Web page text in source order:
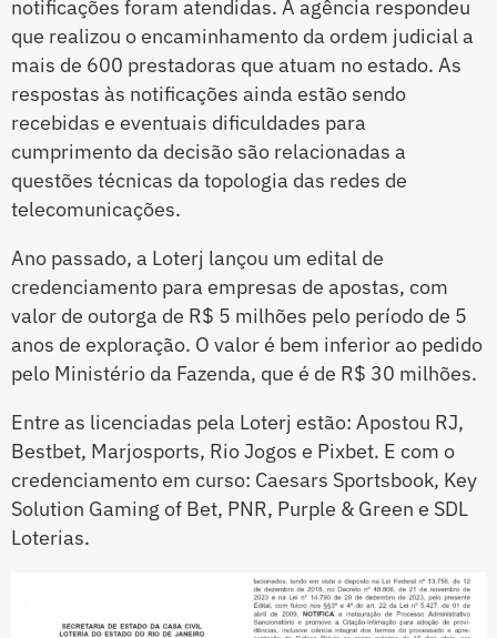
notificações foram atendidas. A agência respondeu
que realizou o encaminhamento da ordem judicial a
mais de 600 prestadoras que atuam no estado. As
respostas às notificações ainda estão sendo
recebidas e eventuais dificuldades para
cumprimento da decisão são relacionadas a
questões técnicas da topologia das redes de
telecomunicações.
Ano passado, a Loterj lançou um edital de
credenciamento para empresas de apostas, com
valor de outorga de R$ 5 milhões pelo período de 5
anos de exploração. O valor é bem inferior ao pedido
pelo Ministério da Fazenda, que é de R$ 30 milhões.
Entre as licenciadas pela Loterj estão: Apostou RJ,
Bestbet, Marjosports, Rio Jogos e Pixbet. E com o
credenciamento em curso: Caesars Sportsbook, Key
Solution Gaming of Bet, PNR, Purple & Green e SDL
Loterias.